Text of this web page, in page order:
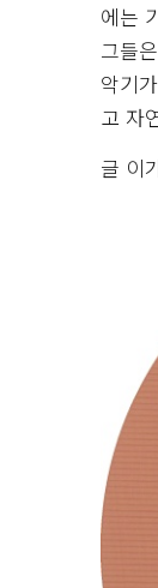
에는
그들
악기
고 자
글 이